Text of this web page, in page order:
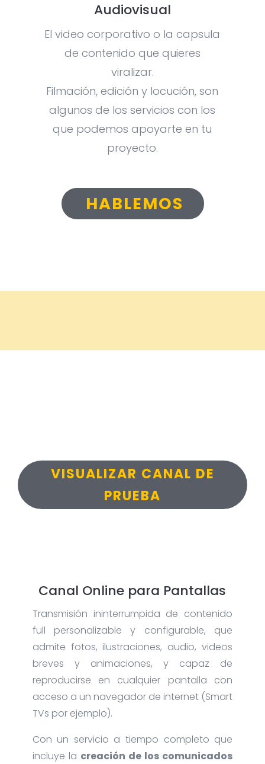
Audiovisual
El video corporativo o la capsula
de contenido que quieres
viralizar.
Filmación, edición y locución, son
algunos de los servicios con los
que podemos apoyarte en tu
proyecto.
HABLEMOS
VISUALIZAR CANAL DE
PRUEBA
Canal Online para Pantallas
Transmisión ininterrumpida de contenido
full personalizable y configurable, que
admite fotos, ilustraciones, audio, videos
breves y animaciones, y capaz de
reproducirse en cualquier pantalla con
acceso a un navegador de internet (Smart
TVs por ejemplo).
Con un servicio a tiempo completo que
incluye la creación de los comunicados